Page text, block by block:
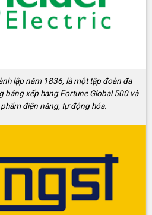
lập năm 1836, là một tập đoàn đa
bảng xếp hạng Fortune Global 500 và
điện năng, tự động hóa.